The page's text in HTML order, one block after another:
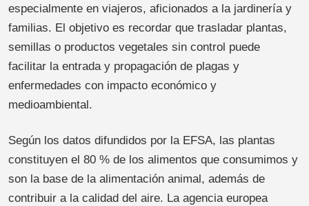
especialmente en viajeros, aficionados a la jardinería y
familias. El objetivo es recordar que trasladar plantas,
semillas o productos vegetales sin control puede
facilitar la entrada y propagación de plagas y
enfermedades con impacto económico y
medioambiental.
Según los datos difundidos por la EFSA, las plantas
constituyen el 80 % de los alimentos que consumimos y
son la base de la alimentación animal, además de
contribuir a la calidad del aire. La agencia europea